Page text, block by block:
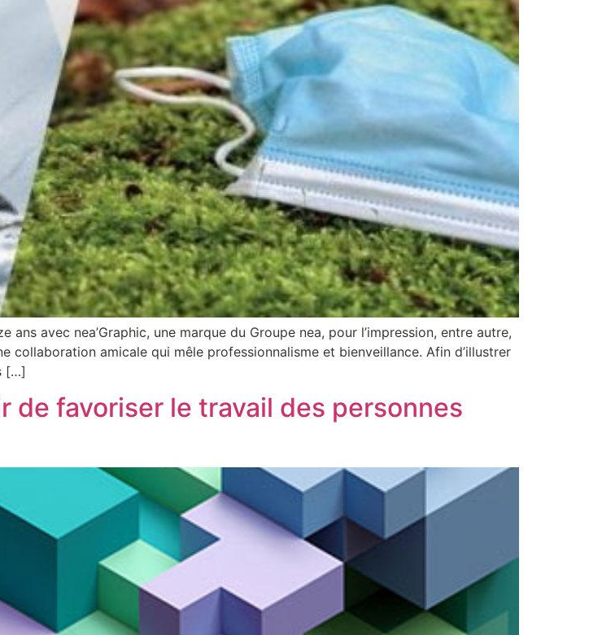
avec nea’Graphic, une marque du Groupe nea, pour l’impression, entre autre,
collaboration amicale qui mêle professionnalisme et bienveillance. Afin d’illustrer
[…]
de favoriser le travail des personnes